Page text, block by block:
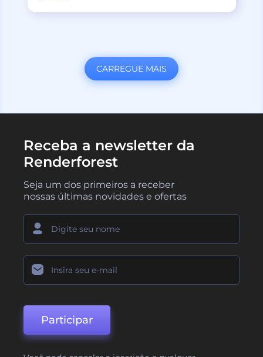
CARREGUE MAIS
Receba a newsletter da
Renderforest
Seja um dos primeiros a receber
nossas últimas novidades e ofertas
Participar